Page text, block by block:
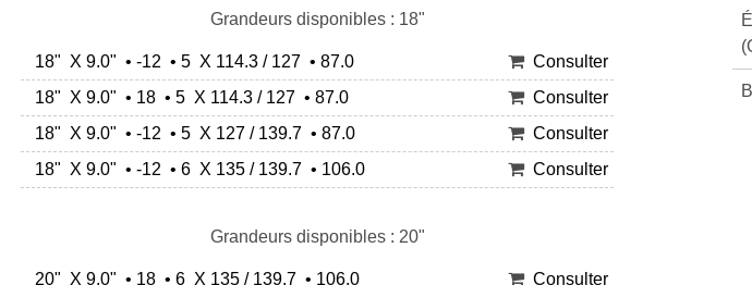
Grandeurs disponibles : 18"
18" X 9.0" • -12 • 5 X 114.3 / 127 • 87.0
Consulter
18" X 9.0" • 18 • 5 X 114.3 / 127 • 87.0
Consulter
18" X 9.0" • -12 • 5 X 127 / 139.7 • 87.0
Consulter
18" X 9.0" • -12 • 6 X 135 / 139.7 • 106.0
Consulter
Grandeurs disponibles : 20"
20" X 9.0" • 18 • 6 X 135 / 139.7 • 106.0
Consulter